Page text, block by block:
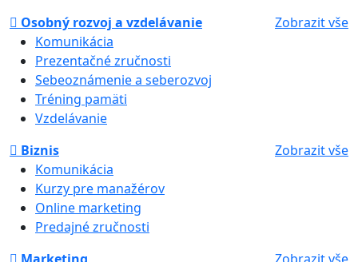
Osobný rozvoj a vzdelávanie
Zobrazit vše
Komunikácia
Prezentačné zručnosti
Sebeoznámenie a seberozvoj
Tréning pamäti
Vzdelávanie
Biznis
Zobrazit vše
Komunikácia
Kurzy pre manažérov
Online marketing
Predajné zručnosti